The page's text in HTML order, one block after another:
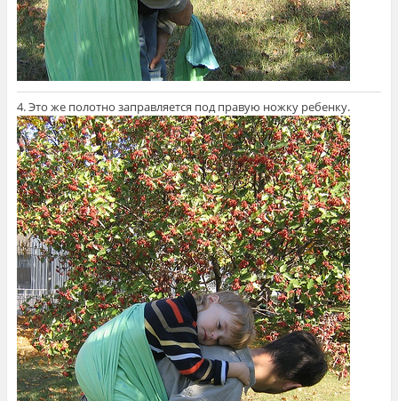
4. Это же полотно заправляется под правую ножку ребенку.